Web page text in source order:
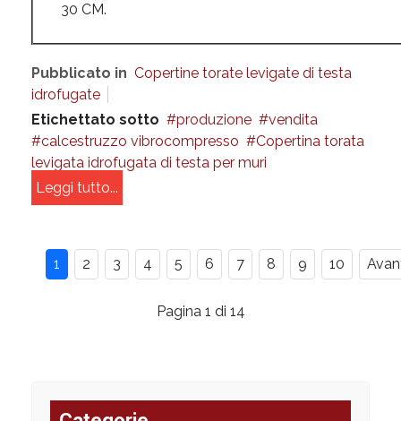
30 CM.
Pubblicato in Copertine torate levigate di testa
idrofugate
Etichettato sotto
produzione
vendita
calcestruzzo vibrocompresso
Copertina torata
levigata idrofugata di testa per muri
Leggi tutto...
1 2 3 4 5 6 7 8 9 10
Pagina 1 di 14